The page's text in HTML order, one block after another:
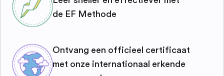
de EF Methode
Ontvang een officieel certificaat
met onze internationaal erkende